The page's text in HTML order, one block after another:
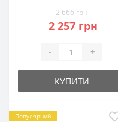
2 666 грн
2 257 грн
- +
КУПИТИ
Популярний